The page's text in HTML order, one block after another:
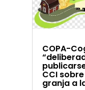
COPA-
CCI
granja a